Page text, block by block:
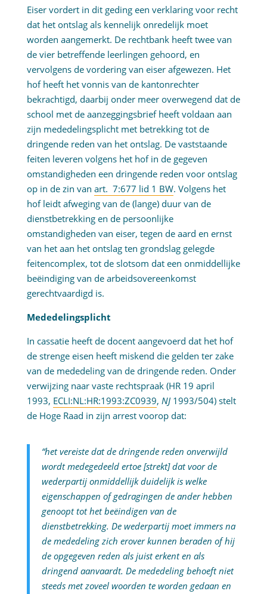
Eiser vordert in dit geding een verklaring voor recht
dat het ontslag als kennelijk onredelijk moet
worden aangemerkt. De rechtbank heeft twee van
de vier betreffende leerlingen gehoord, en
vervolgens de vordering van eiser afgewezen. Het
hof heeft het vonnis van de kantonrechter
bekrachtigd, daarbij onder meer overwegend dat de
school met de aanzeggingsbrief heeft voldaan aan
zijn mededelingsplicht met betrekking tot de
dringende reden van het ontslag. De vaststaande
feiten leveren volgens het hof in de gegeven
omstandigheden een dringende reden voor ontslag
op in de zin van art. 7:677 lid 1 BW. Volgens het
hof leidt afweging van de (lange) duur van de
dienstbetrekking en de persoonlijke
omstandigheden van eiser, tegen de aard en ernst
van het aan het ontslag ten grondslag gelegde
feitencomplex, tot de slotsom dat een onmiddellijke
beëindiging van de arbeidsovereenkomst
gerechtvaardigd is.
Mededelingsplicht
In cassatie heeft de docent aangevoerd dat het hof
de strenge eisen heeft miskend die gelden ter zake
van de mededeling van de dringende reden. Onder
verwijzing naar vaste rechtspraak (HR 19 april
1993, ECLI:NL:HR:1993:ZC0939, NJ1993/504) stelt
de Hoge Raad in zijn arrest voorop dat:
“het vereiste dat de dringende reden onverwijld
wordt medegedeeld ertoe [strekt] dat voor de
wederpartij onmiddellijk duidelijk is welke
eigenschappen of gedragingen de ander hebben
genoopt tot het beëindigen van de
dienstbetrekking. De wederpartij moet immers na
de mededeling zich erover kunnen beraden of hij
de opgegeven reden als juist erkent en als
dringend aanvaardt. De mededeling behoeft niet
steeds met zoveel woorden te worden gedaan en